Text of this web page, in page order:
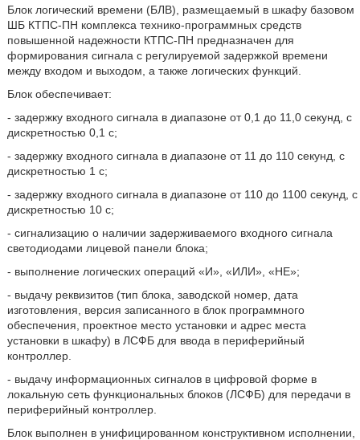
Блок логический времени (БЛВ), размещаемый в шкафу базовом
ШБ КТПС-ПН комплекса технико-программных средств
повышенной надежности КТПС-ПН предназначен для
формирования сигнала с регулируемой задержкой времени
между входом и выходом, а также логических функций.
Блок обеспечивает:
- задержку входного сигнала в диапазоне от 0,1 до 11,0 секунд, с
дискретностью 0,1 с;
- задержку входного сигнала в диапазоне от 11 до 110 секунд, с
дискретностью 1 с;
- задержку входного сигнала в диапазоне от 110 до 1100 секунд, с
дискретностью 10 с;
- сигнализацию о наличии задерживаемого входного сигнала
светодиодами лицевой панели блока;
- выполнение логических операций «И», «ИЛИ», «НЕ»;
- выдачу реквизитов (тип блока, заводской номер, дата
изготовления, версия записанного в блок программного
обеспечения, проектное место установки и адрес места
установки в шкафу) в ЛСФБ для ввода в периферийный
контроллер.
- выдачу информационных сигналов в цифровой форме в
локальную сеть функциональных блоков (ЛСФБ) для передачи в
периферийный контроллер.
Блок выполнен в унифицированном конструктивном исполнении,